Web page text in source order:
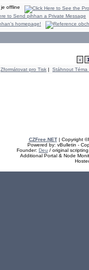
‹
Zformátovat pro Tisk | Stáhnout Téma
CZFree.NET| Copyright
Powered by: vBulletin -
Founder: Deu / original
Additional Portal & Node